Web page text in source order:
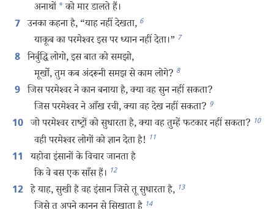
अनाथों *को मार डालते हैं।
7 उनका कहना है, “याह नहीं देखता, 6
याकूब का परमेश्‍वर इस पर ध्यान नहीं देता।” 7
8 निर्बुद्धि लोगो, इस बात को समझो,
मूर्खो, तुम कब अंदरूनी समझ से काम लोगे? 8
9 जिस परमेश्‍वर ने कान बनाया है, क्या वह सुन नहीं सकता?
जिस परमेश्‍वर ने आँख रची, क्या वह देख नहीं सकता? 9
10 जो परमेश्‍वर राष्ट्रों को सुधारता है, क्या वह तुम्हें फटकार नहीं सकता? 10
वही परमेश्‍वर लोगों को ज्ञान देता है! 11
11
यहोवा इंसानों के विचार जानता है
कि वे बस एक साँस हैं। 12
12 हे याह, सुखी है वह इंसान जिसे तू सुधारता है, 13
14